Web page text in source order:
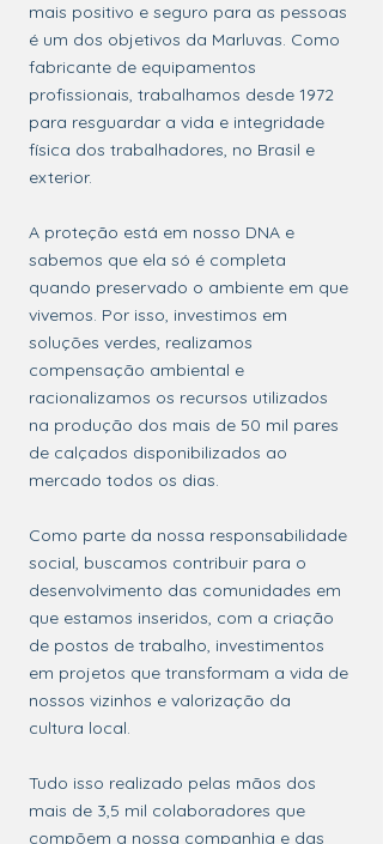
mais positivo e seguro para as pessoas
é um dos objetivos da Marluvas. Como
fabricante de equipamentos
profissionais, trabalhamos desde 1972
para resguardar a vida e integridade
física dos trabalhadores, no Brasil e
exterior.
A proteção está em nosso DNA e
sabemos que ela só é completa
quando preservado o ambiente em que
vivemos. Por isso, investimos em
soluções verdes, realizamos
compensação ambiental e
racionalizamos os recursos utilizados
na produção dos mais de 50 mil pares
de calçados disponibilizados ao
mercado todos os dias.
Como parte da nossa responsabilidade
social, buscamos contribuir para o
desenvolvimento das comunidades em
que estamos inseridos, com a criação
de postos de trabalho, investimentos
em projetos que transformam a vida de
nossos vizinhos e valorização da
cultura local.
Tudo isso realizado pelas mãos dos
mais de 3,5 mil colaboradores que
compõem a nossa companhia e das